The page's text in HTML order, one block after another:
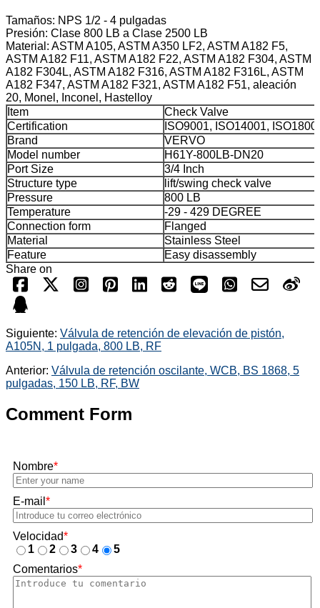
Tamaños: NPS 1/2 - 4 pulgadas
Presión: Clase 800 LB a Clase 2500 LB
Material: ASTM A105, ASTM A350 LF2, ASTM A182 F5,
ASTM A182 F11, ASTM A182 F22, ASTM A182 F304, ASTM
A182 F304L, ASTM A182 F316, ASTM A182 F316L, ASTM
A182 F347, ASTM A182 F321, ASTM A182 F51, aleación
20, Monel, Inconel, Hastelloy
Item
Check Valve
Certification
ISO9001, ISO14001,
Brand
VERVO
Model number
H61Y-800LB-DN20
Port Size
3/4 Inch
Structure type
lift/swing check valve
Pressure
800 LB
Temperature
-29 - 429 DEGREE
Connection form
Flanged
Material
Stainless Steel
Feature
Easy disassembly
Share on
Siguiente: Válvula de retención de elevación de pistón,
A105N, 1 pulgada, 800 LB, RF
Anterior: Válvula de retención oscilante, WCB, BS 1868, 5
pulgadas, 150 LB, RF, BW
Comment Form
Nombre*
E-mail *
Velocidad*
1
2 3 4
5
Comentarios*